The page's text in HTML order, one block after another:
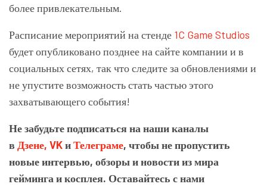
более привлекательным.
Расписание мероприятий на стенде 1C Game Studios
будет опубликовано позднее на сайте компании и в
социальных сетях, так что следите за обновлениями и
не упустите возможность стать частью этого
захватывающего события!
Не забудьте подписаться на наши каналы
в Дзене, VKиТелеграме, чтобы не пропустить
новые интервью, обзоры и новости из мира
гейминга и косплея. Оставайтесь с нами